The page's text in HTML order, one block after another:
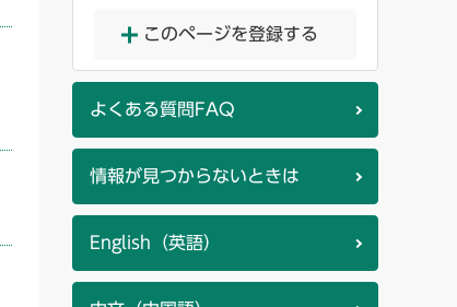
このページを登録する
よくある質問FAQ
情報が見つからないときは
English（英語）